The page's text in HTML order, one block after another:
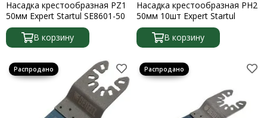
Насадка крестообразная PZ1
50мм Expert Startul SE8601-50
В корзину
Насадка крестообразная PH2
50мм 10шт Expert Startul
В корзину